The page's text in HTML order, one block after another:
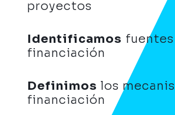
proyectos
Identificamos
financiación
Definimos los
financiación